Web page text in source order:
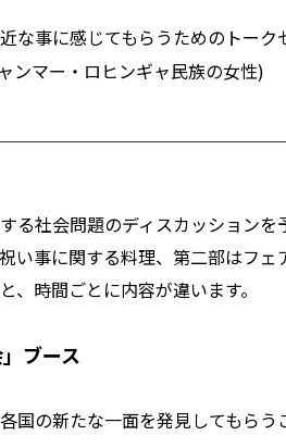
事に感じてもらうためのトーク
マー・ロヒンギャ民族の女性)
る社会問題のディスカッションを
い事に関する料理、第二部はフェ
、時間ごとに内容が違います。
ブース
国の新たな一面を発見してもらう